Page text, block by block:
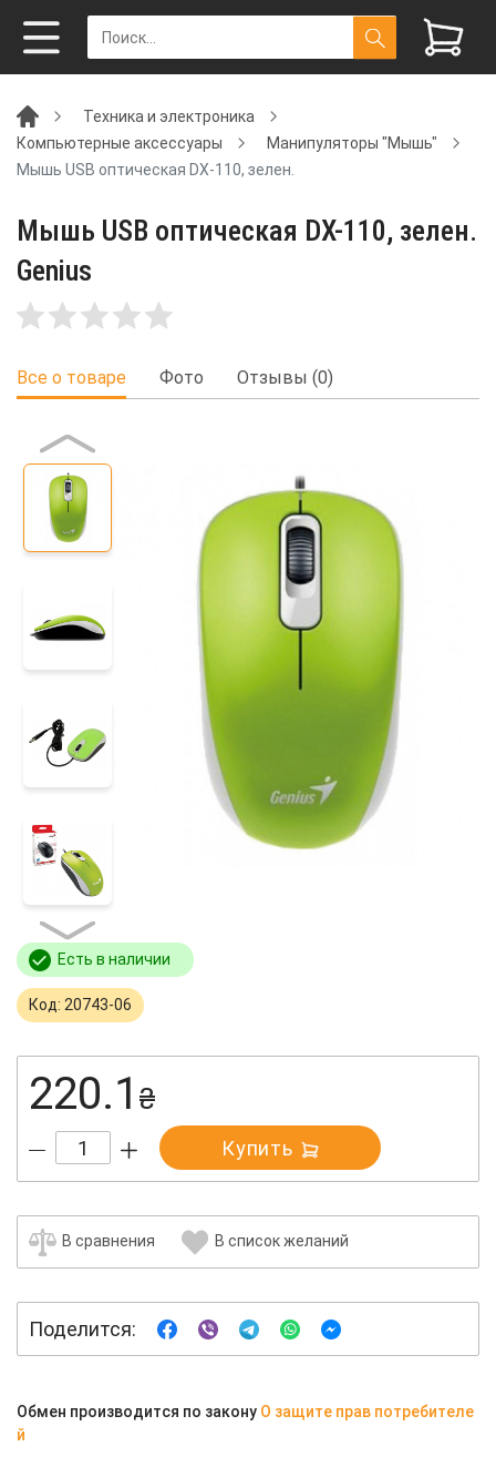
Техника и электроника
Компьютерные аксессуары
Манипуляторы "Мышь"
Мышь USB оптическая DX-110, зелен.
Мышь USB оптическая DX-110, зелен.
Genius
Все о товаре Фото Отзывы (0)
Есть в наличии
Код: 20743-06
220.1 ₴
Купить
В сравнения В список желаний
Поделится:
Обмен производится по закону О защите прав потребителе
й